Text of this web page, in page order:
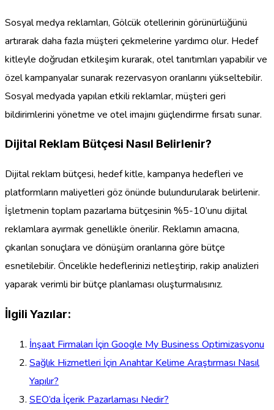
Sosyal medya reklamları, Gölcük otellerinin görünürlüğünü
artırarak daha fazla müşteri çekmelerine yardımcı olur. Hedef
kitleyle doğrudan etkileşim kurarak, otel tanıtımları yapabilir ve
özel kampanyalar sunarak rezervasyon oranlarını yükseltebilir.
Sosyal medyada yapılan etkili reklamlar, müşteri geri
bildirimlerini yönetme ve otel imajını güçlendirme fırsatı sunar.
Dijital Reklam Bütçesi Nasıl Belirlenir?
Dijital reklam bütçesi, hedef kitle, kampanya hedefleri ve
platformların maliyetleri göz önünde bulundurularak belirlenir.
İşletmenin toplam pazarlama bütçesinin %5-10’unu dijital
reklamlara ayırmak genellikle önerilir. Reklamın amacına,
çıkarılan sonuçlara ve dönüşüm oranlarına göre bütçe
esnetilebilir. Öncelikle hedeflerinizi netleştirip, rakip analizleri
yaparak verimli bir bütçe planlaması oluşturmalısınız.
İlgili Yazılar:
İnşaat Firmaları İçin Google My Business Optimizasyonu
Sağlık Hizmetleri İçin Anahtar Kelime Araştırması Nasıl
Yapılır?
SEO’da İçerik Pazarlaması Nedir?